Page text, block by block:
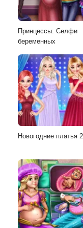
Принцессы: Селфи
беременных
Новогодние платья